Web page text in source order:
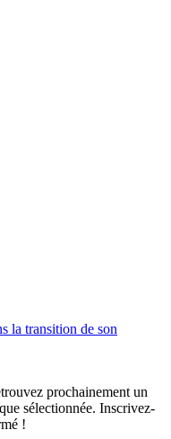
la transition de son
prochainement un
sélectionnée. Inscrivez-
!